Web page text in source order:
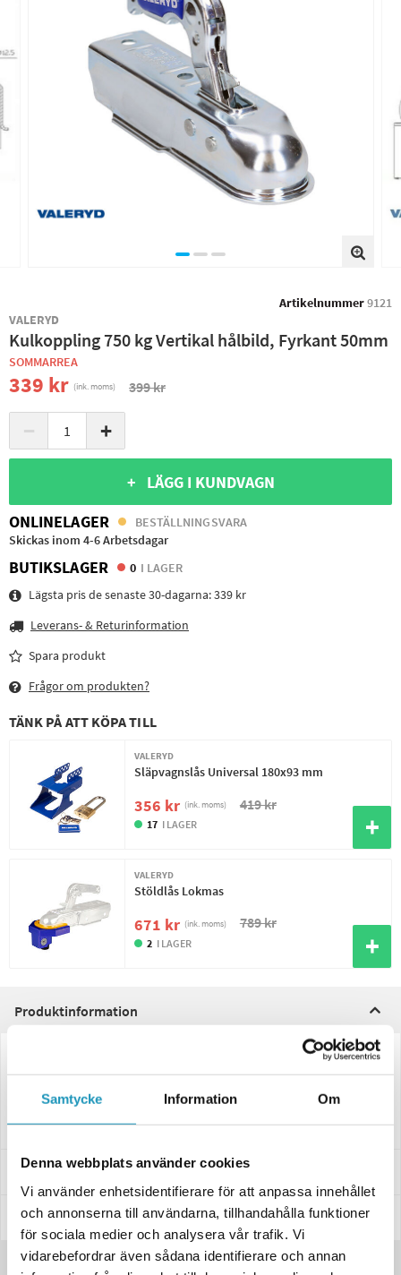
Samtycke Information Om
Denna webbplats använder cookies
Vi använder enhetsidentifierare för att anpassa innehållet
och annonserna till användarna, tillhandahålla funktioner
för sociala medier och analysera vår trafik. Vi
vidarebefordrar även sådana identifierare och annan
Artikelnummer9121
VALERYD
Kulkoppling 750 kg Vertikal hålbild, Fyrkant 50mm
SOMMARREA
339 kr (ink. moms) 399 kr
− +
+ LÄGG I KUNDVAGN
ONLINELAGER
BESTÄLLNINGSVARA
Skickas inom 4-6 Arbetsdagar
BUTIKSLAGER 0 I LAGER
Lägsta pris de senaste 30-dagarna:339 kr
Leverans- & Returinformation
Spara produkt
Frågor om produkten?
TÄNK PÅ ATT KÖPA TILL
VALERYD
Släpvagnslås Universal 180x93 mm
356 kr (ink. moms) 419 kr
17 I LAGER
VALERYD
Stöldlås Lokmas
671 kr (ink. moms) 789 kr
2 I LAGER
Produktinformation
Specifikationer
Manualer & Guider
Recensioner